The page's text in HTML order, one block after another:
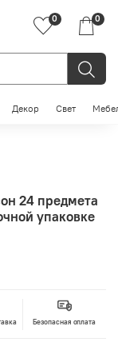
0 0
Декор Свет
24 предмета
упаковке
Безопасная оплата